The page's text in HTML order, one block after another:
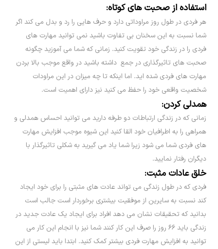
استفاده از صحبت های کوتاه:
هر فردی در طول روز مراوداتی دارد و حرف هایی را رد و بدل می کند اگر
شما نسبت به این سخنان بی تفاوت باشید نمی توانید مهارت های
فردی را در زندگی خود تقویت کنید. زمانی که شما می آموزید چگونه
صحبت های تاثیرگذاری در جمع داشته باشید در واقع موجب بالا بردن
مهارت های فردی شده اید. اما اینکه تا چه میزان در این مراودات
شخصیت واقعی خود را حفظ می کنید نیز دارای اهمیت است.
همدلی کردن:
زمانی که در زندگی ارتباطات دو طرفه دارید می توانید احساس همدلی و
همراهی را به اطرافیان خود القا کنید این شیوه موجب افزایش مهارت
های فردی شما می شود زیرا شما یاد می گیرید به شکلی تاثیرگذار با
دیگران رفتار نمایید.
خلق عادات مثبت:
فردی که در طول زندگی می تواند عادت های مثبتی را برای خود ایجاد
کند نسبت به سایرین از موفقیت بیشتری برخوردار است جالب است
بدانید که تحقیقات نشان می دهد افراد برای ایجاد یک عادت جدید در
زندگی باید ۶۶ روز را صرف این کار کنند شما نیز با انجام این کار می
توانید به افزایش مهارت فردی بیشتر کمک کنید. ابتدا باید لیستی از این